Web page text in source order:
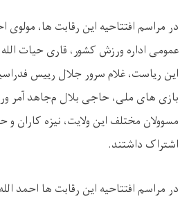
در مراسم افتتاحیه این رقابت ها، مولوی
عمومی اداره ورزش کشور، قاری حیات
این ریاست، غلام سرور جلال رییس
بازی های ملی، حاجی بلال م‌جا‌هد آمر
مسوولان مختلف این ولایت، نیزه کاران و
اشتراک داشتند.
در مراسم افتتاحیه این رقابت ها احمد